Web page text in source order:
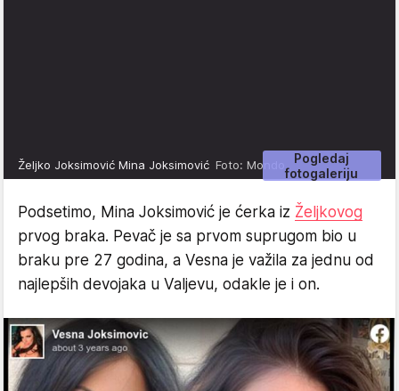
Pogledaj
fotogaleriju
Željko Joksimović Mina Joksimović Foto: Mondo
Podsetimo, Mina Joksimović je ćerka iz Željkovog
prvog braka. Pevač je sa prvom suprugom bio u
braku pre 27 godina, a Vesna je važila za jednu od
najlepših devojaka u Valjevu, odakle je i on.